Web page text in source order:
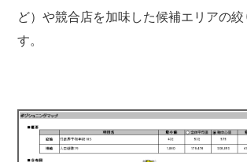
ど）や競合店を加味した候補エリアの
す。